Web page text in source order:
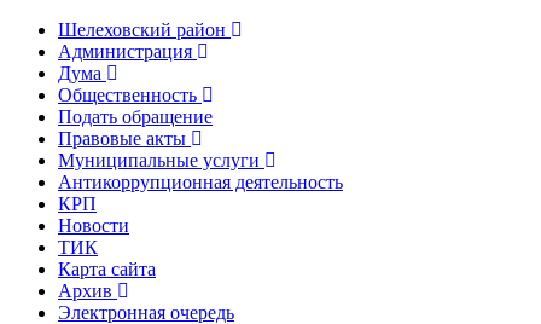
Шелеховский район
Администрация
Дума
Общественность
Подать обращение
Правовые акты
Муниципальные услуги
Антикоррупционная деятельность
КРП
Новости
ТИК
Карта сайта
Архив
Электронная очередь